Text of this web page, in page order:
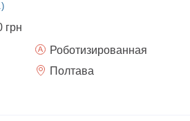
грн
Роботизированная
Полтава